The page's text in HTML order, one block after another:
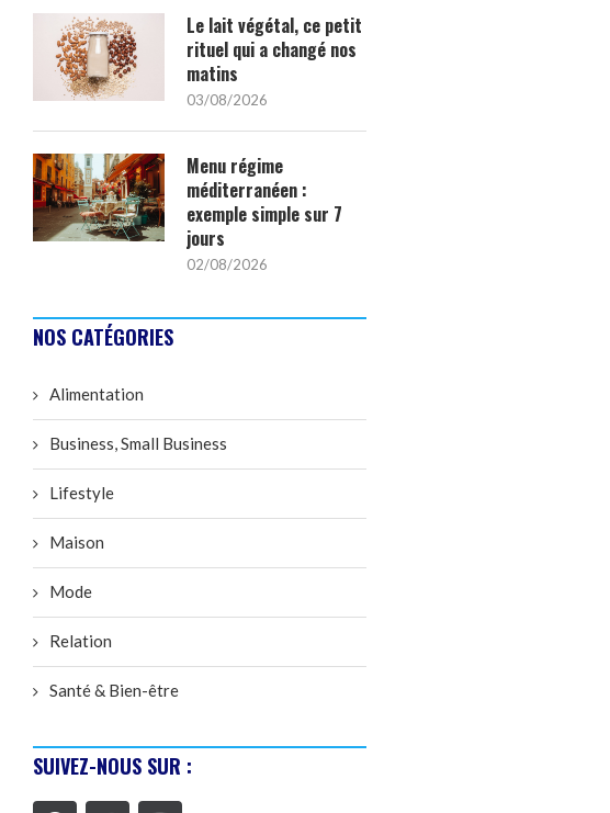
Le lait végétal, ce petit
rituel qui a changé nos
matins
03/08/2026
Menu régime
méditerranéen :
exemple simple sur 7
jours
02/08/2026
NOS CATÉGORIES
Alimentation
Business, Small Business
Lifestyle
Maison
Mode
Relation
Santé & Bien-être
SUIVEZ-NOUS SUR :